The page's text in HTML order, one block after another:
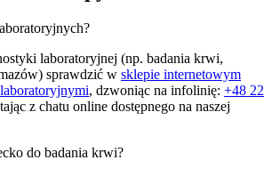
laboratoryjnej (np. badania krwi,
sprawdzić w sklepie internetowym
, dzwoniąc na infolinię: +48 22
z chatu online dostępnego na naszej
do badania krwi?